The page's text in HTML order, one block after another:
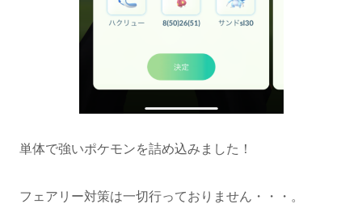
単体で強いポケモンを詰め込みました！
フェアリー対策は一切行っておりません・・・。